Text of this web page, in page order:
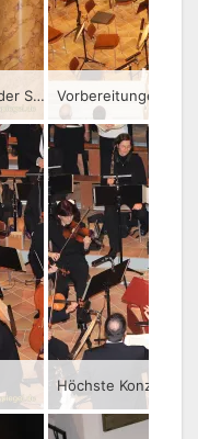
Festlich geschmückter Altarraum der Stadtkirche St. Marien Vorbereitungen für
Höchste